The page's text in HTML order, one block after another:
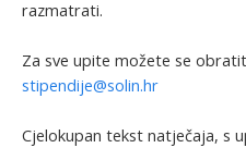
razmatrati.
Za sve upite možete se
stipendije@solin.hr
Cjelokupan tekst natječaja, s